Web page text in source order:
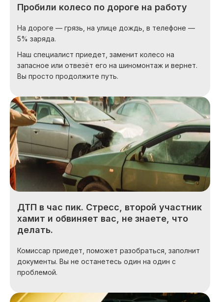
Пробили колесо по дороге на работу
На дороге — грязь, на улице дождь, в телефоне —
5% заряда.
Наш специалист приедет, заменит колесо на
запасное или отвезёт его на шиномонтаж и вернет.
Вы просто продолжите путь.
ДТП в час пик. Стресс, второй участник
хамит и обвиняет вас, не знаете, что
делать.
Комиссар приедет, поможет разобраться, заполнит
документы. Вы не останетесь один на один с
проблемой.